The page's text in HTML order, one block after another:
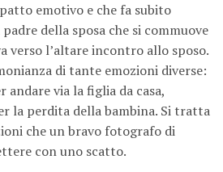
emotivo e che fa subito
della sposa che si commuove
verso l’altare incontro allo sposo.
di tante emozioni diverse:
andare via la figlia da casa,
la perdita della bambina. Si tratta
che un bravo fotografo di
con uno scatto.